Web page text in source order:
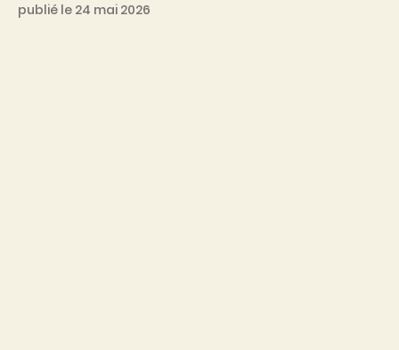
publié le 24 mai 2026